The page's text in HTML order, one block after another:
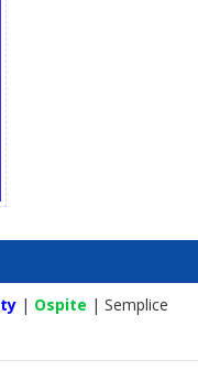
| Ospite | Semplice